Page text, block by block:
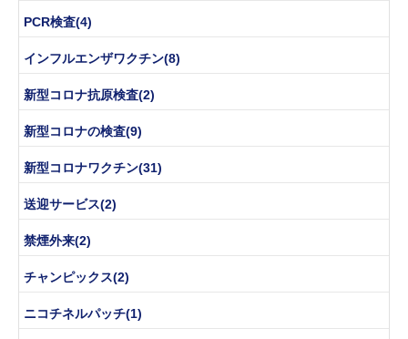
PCR検査(4)
インフルエンザワクチン(8)
新型コロナ抗原検査(2)
新型コロナの検査(9)
新型コロナワクチン(31)
送迎サービス(2)
禁煙外来(2)
チャンピックス(2)
ニコチネルパッチ(1)